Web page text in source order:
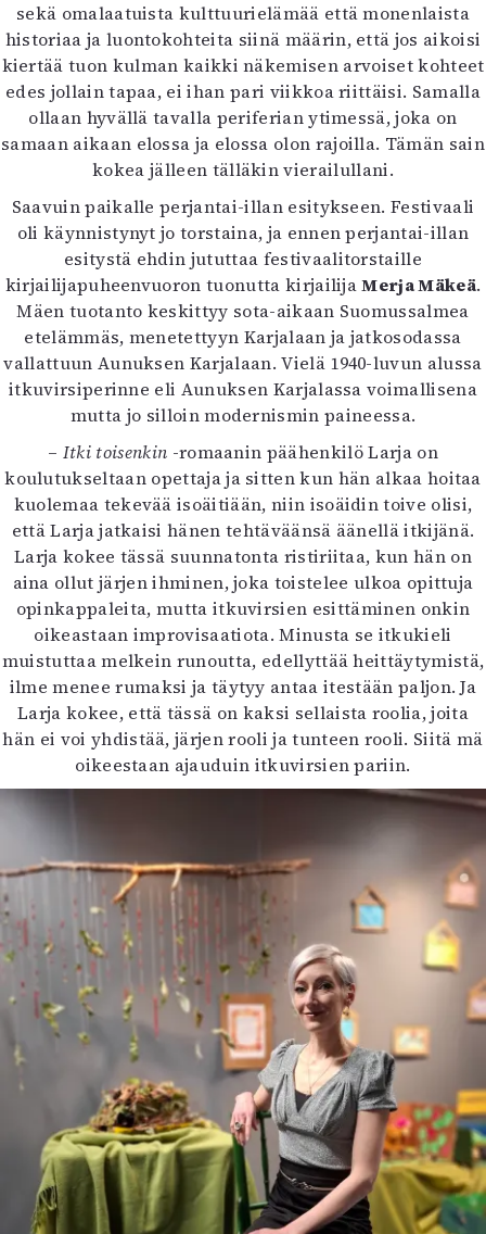
4/2026
2–3/2026
1/2026
6/2025
5/2025 saame
5/2025
Lehtiarkisto
Info
Tilaus ja irtonumerot
Yhteistyössä
Toimitus
Mediatiedot
Kaltio ry
sekä omalaatuista kulttuurielämää että monenlaista
historiaa ja luontokohteita siinä määrin, että jos aikoisi
kiertää tuon kulman kaikki näkemisen arvoiset kohteet
edes jollain tapaa, ei ihan pari viikkoa riittäisi. Samalla
ollaan hyvällä tavalla periferian ytimessä, joka on
samaan aikaan elossa ja elossa olon rajoilla. Tämän sain
kokea jälleen tälläkin vierailullani.
Saavuin paikalle perjantai-illan esitykseen. Festivaali
oli käynnistynyt jo torstaina, ja ennen perjantai-illan
esitystä ehdin jututtaa festivaalitorstaille
kirjailijapuheenvuoron tuonutta kirjailijaMerja Mäkeä.
Mäen tuotanto keskittyy sota-aikaan Suomussalmea
etelämmäs, menetettyyn Karjalaan ja jatkosodassa
vallattuun Aunuksen Karjalaan. Vielä 1940-luvun alussa
itkuvirsiperinne eli Aunuksen Karjalassa voimallisena
mutta jo silloin modernismin paineessa.
– Itki toisenkin -romaanin päähenkilö Larja on
koulutukseltaan opettaja ja sitten kun hän alkaa hoitaa
kuolemaa tekevää isoäitiään, niin isoäidin toive olisi,
että Larja jatkaisi hänen tehtäväänsä äänellä itkijänä.
Larja kokee tässä suunnatonta ristiriitaa, kun hän on
aina ollut järjen ihminen, joka toistelee ulkoa opittuja
opinkappaleita, mutta itkuvirsien esittäminen onkin
oikeastaan improvisaatiota. Minusta se itkukieli
muistuttaa melkein runoutta, edellyttää heittäytymistä,
ilme menee rumaksi ja täytyy antaa itestään paljon. Ja
Larja kokee, että tässä on kaksi sellaista roolia, joita
hän ei voi yhdistää, järjen rooli ja tunteen rooli. Siitä mä
oikeestaan ajauduin itkuvirsien pariin.